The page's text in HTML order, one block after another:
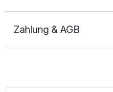
Zahlung & AGB